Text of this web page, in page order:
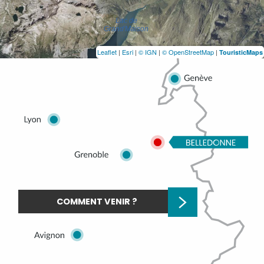
Leaflet | Esri | © IGN | © OpenStreetMap | TouristicMaps
COMMENT VENIR ?